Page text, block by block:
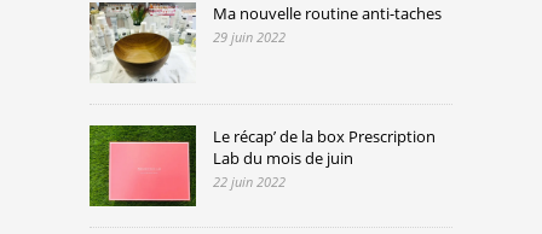
Ma nouvelle routine anti-taches
29 juin 2022
Le récap’ de la box Prescription
Lab du mois de juin
22 juin 2022